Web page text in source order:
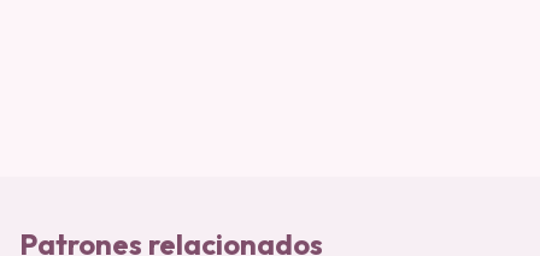
Patrones relacionados